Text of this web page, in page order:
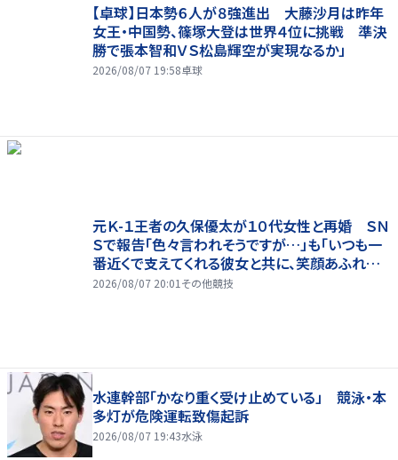
【卓球】日本勢６人が８強進出 大藤沙月は昨年
女王・中国勢、篠塚大登は世界４位に挑戦 準決
勝で張本智和ＶＳ松島輝空が実現なるか」
2026/08/07 19:58卓球
元Ｋ-１王者の久保優太が１０代女性と再婚 ＳＮ
Ｓで報告「色々言われそうですが…」も「いつも一
番近くで支えてくれる彼女と共に、笑顔あふれる
家庭を築いていきたい」
2026/08/07 20:01 その他競技
水連幹部「かなり重く受け止めている」 競泳・本
多灯が危険運転致傷起訴
2026/08/07 19:43水泳